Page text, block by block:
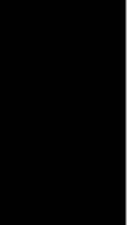
mostrando? déjanos